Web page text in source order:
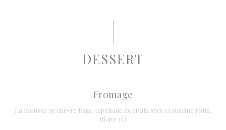
DESSERT
Fromage
La mousse de chèvre frais, tapenade de fruits secs et sucrine rôtie.
(Supp 3€)